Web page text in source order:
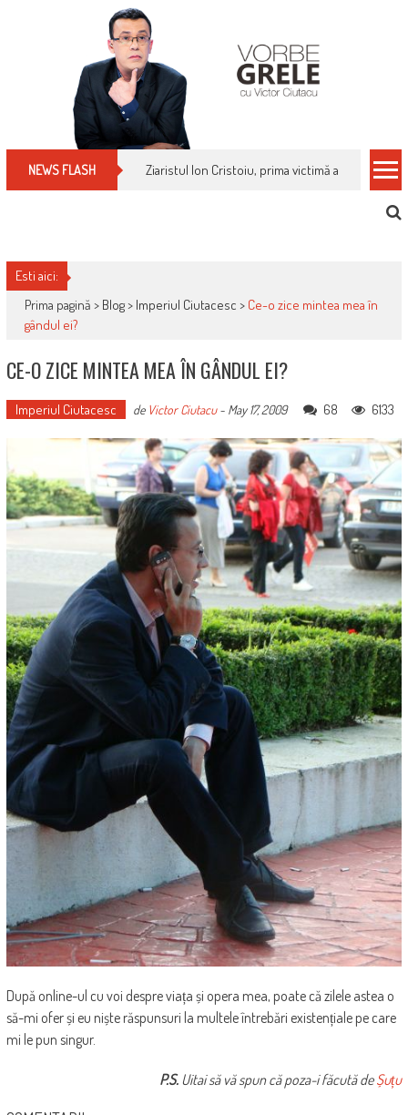
NEWS FLASH Ziaristul Ion Cristoiu, prima victimă a noi
Esti aici:
Prima pagină > Blog> Imperiul Ciutacesc > Ce-o zice mintea mea în
gândul ei?
CE-O ZICE MINTEA MEA ÎN GÂNDUL EI?
Imperiul Ciutacesc de Victor Ciutacu- May 17, 2009 68 6133
După online-ul cu voi despre viața și opera mea, poate că zilele astea o
să-mi ofer și eu niște răspunsuri la multele întrebări existențiale pe care
mi le pun singur.
P.S. Uitai să vă spun că poza-i făcută deȘuțu